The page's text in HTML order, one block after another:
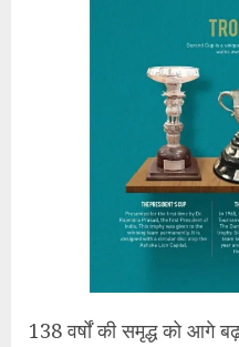
138 वर्षों की समृद्ध को आगे